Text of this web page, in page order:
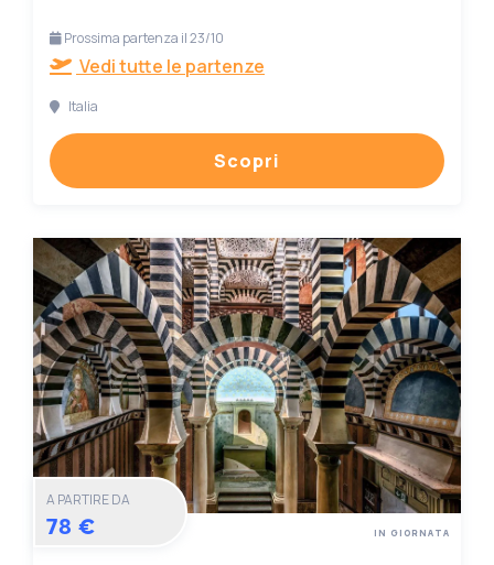
Prossima partenza il 23/10
Vedi tutte le partenze
Italia
Scopri
A PARTIRE DA
78 € IN GIORNATA